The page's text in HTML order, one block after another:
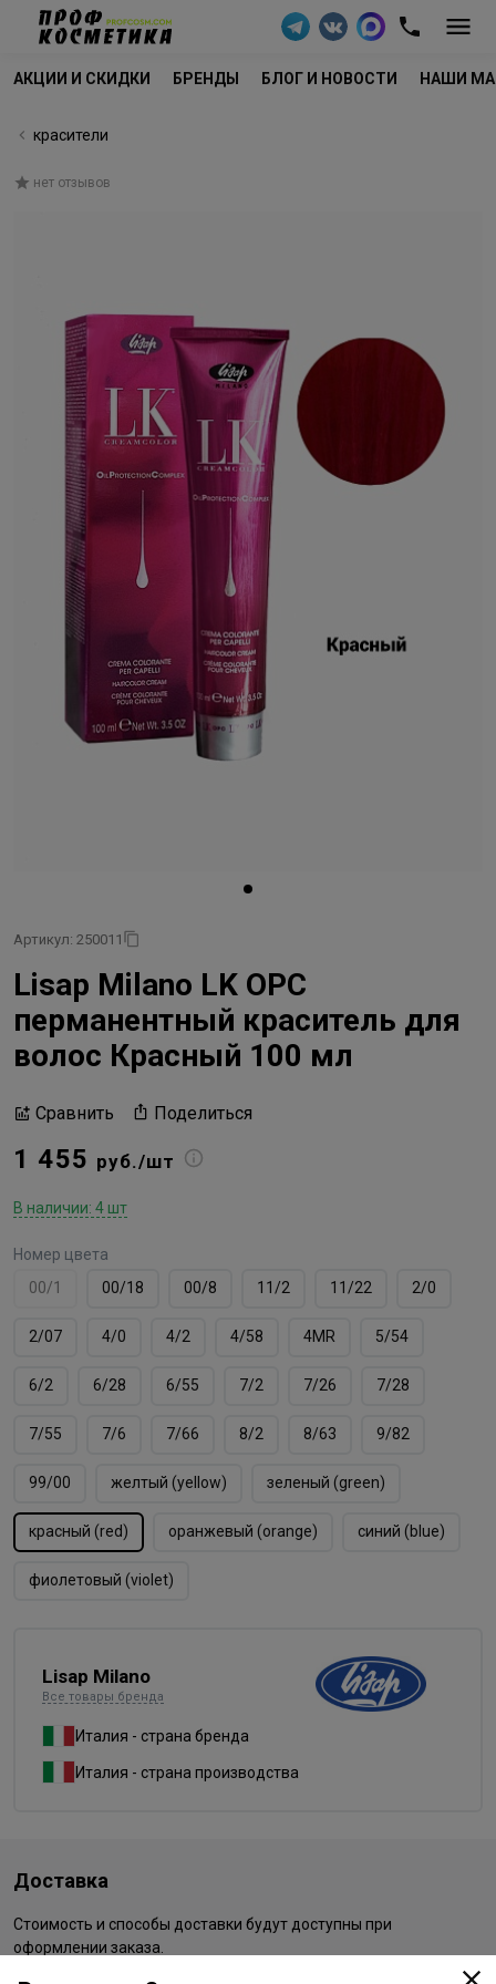
АКЦИИ И СКИДКИ БРЕНДЫ БЛОГ И НОВОСТИ НАШИ
красители
нет отзывов
Артикул: 250011
Lisap Milano LK OPC
перманентный краситель для
волос Красный 100 мл
Сравнить Поделиться
1 455 руб./шт
В наличии: 4 шт
Номер цвета
00/1
00/18 00/8 11/2 11/22 2/0
2/07 4/0 4/2 4/58 4MR 5/54
6/2 6/28 6/55 7/2 7/26 7/28
7/55 7/6 7/66 8/2 8/63 9/82
99/00 желтый (yellow) зеленый (green)
красный (red) оранжевый (orange) синий (blue)
фиолетовый (violet)
Lisap Milano
Все товары бренда
Италия - страна бренда
Италия - страна производства
Доставка
Стоимость и способы доставки будут доступны при
оформлении заказа.